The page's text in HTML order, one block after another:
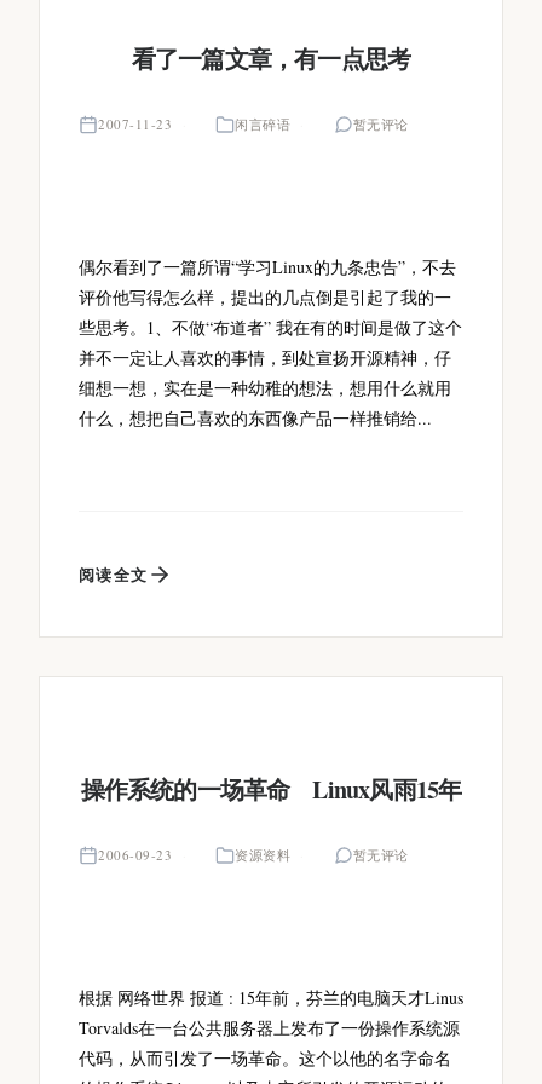
看了一篇文章，有一点思考
2007-11-23 闲言碎语 暂无评论
偶尔看到了一篇所谓“学习Linux的九条忠告”，不去
评价他写得怎么样，提出的几点倒是引起了我的一
些思考。1、不做“布道者” 我在有的时间是做了这个
并不一定让人喜欢的事情，到处宣扬开源精神，仔
细想一想，实在是一种幼稚的想法，想用什么就用
什么，想把自己喜欢的东西像产品一样推销给...
阅读全文
操作系统的一场革命 Linux风雨15年
2006-09-23 资源资料 暂无评论
根据 网络世界 报道 : 15年前，芬兰的电脑天才Linus
Torvalds在一台公共服务器上发布了一份操作系统源
代码，从而引发了一场革命。这个以他的名字命名
L in